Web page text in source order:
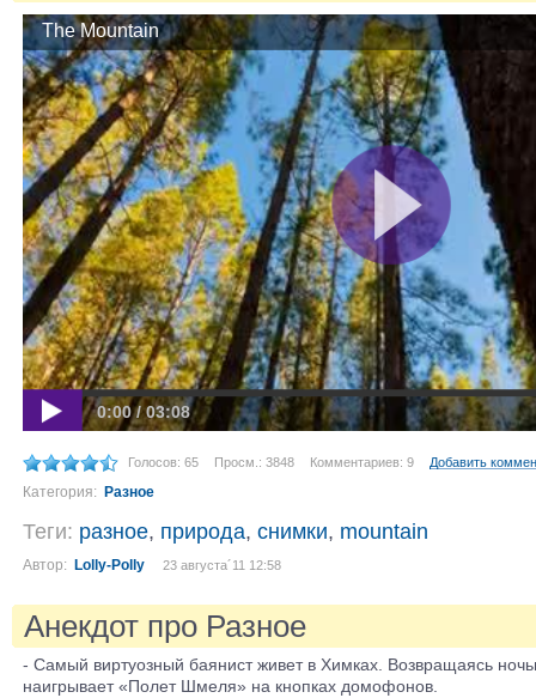
The Mountain
0:00 / 03:08
Голосов: 65 Просм.: 3848 Комментариев: 9 Добавить
Категория: Разное
Теги: разное, природа, снимки, mountain
Автор: Lolly-Polly 23 августа´11 12:58
Анекдот про Разное
- Самый виртуозный баянист живет в Химках. Возвращаясь
наигрывает «Полет Шмеля» на кнопках домофонов.